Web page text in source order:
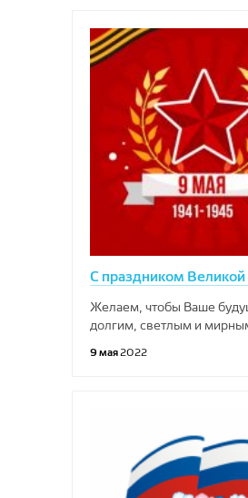
С праздником
Желаем, чтобы Ваше
долгим, светлым и
9 мая2022